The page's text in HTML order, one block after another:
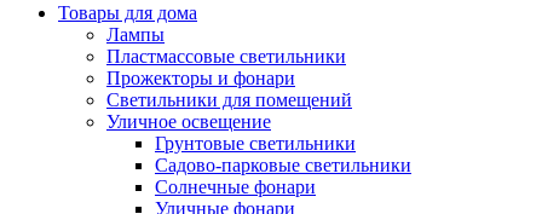
Товары для дома
Лампы
Пластмассовые светильники
Прожекторы и фонари
Светильники для помещений
Уличное освещение
Грунтовые светильники
Садово-парковые светильники
Солнечные фонари
Уличные фонари